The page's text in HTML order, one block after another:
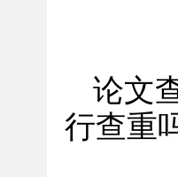
论文
行查重